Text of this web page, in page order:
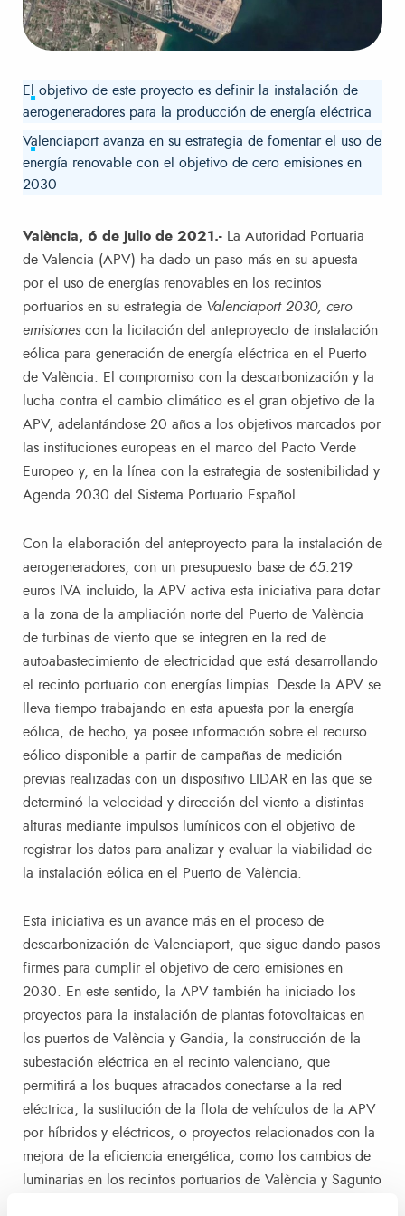
El objetivo de este proyecto es definir la instalación de
aerogeneradores para la producción de energía eléctrica
Valenciaport avanza en su estrategia de fomentar el uso de
energía renovable con el objetivo de cero emisiones en
2030
València, 6 de julio de 2021.-
La Autoridad Portuaria
de Valencia (APV) ha dado un paso más en su apuesta
por el uso de energías renovables en los recintos
portuarios en su estrategia de Valenciaport 2030, cero
emisiones con la licitación del anteproyecto de instalación
eólica para generación de energía eléctrica en el Puerto
de València. El compromiso con la descarbonización y la
lucha contra el cambio climático es el gran objetivo de la
APV, adelantándose 20 años a los objetivos marcados por
las instituciones europeas en el marco del Pacto Verde
Europeo y, en la línea con la estrategia de sostenibilidad y
Agenda 2030 del Sistema Portuario Español.
Con la elaboración del anteproyecto para la instalación de
aerogeneradores, con un presupuesto base de 65.219
euros IVA incluido, la APV activa esta iniciativa para dotar
a la zona de la ampliación norte del Puerto de València
de turbinas de viento que se integren en la red de
autoabastecimiento de electricidad que está desarrollando
el recinto portuario con energías limpias. Desde la APV se
lleva tiempo trabajando en esta apuesta por la energía
eólica, de hecho, ya posee información sobre el recurso
eólico disponible a partir de campañas de medición
previas realizadas con un dispositivo LIDAR en las que se
determinó la velocidad y dirección del viento a distintas
alturas mediante impulsos lumínicos con el objetivo de
registrar los datos para analizar y evaluar la viabilidad de
la instalación eólica en el Puerto de València.
Esta iniciativa es un avance más en el proceso de
descarbonización de Valenciaport, que sigue dando pasos
firmes para cumplir el objetivo de cero emisiones en
2030. En este sentido, la APV también ha iniciado los
proyectos para la instalación de plantas fotovoltaicas en
los puertos de València y Gandia, la construcción de la
subestación eléctrica en el recinto valenciano, que
permitirá a los buques atracados conectarse a la red
eléctrica, la sustitución de la flota de vehículos de la APV
por híbridos y eléctricos, o proyectos relacionados con la
mejora de la eficiencia energética, como los cambios de
luminarias en los recintos portuarios de València y Sagunto